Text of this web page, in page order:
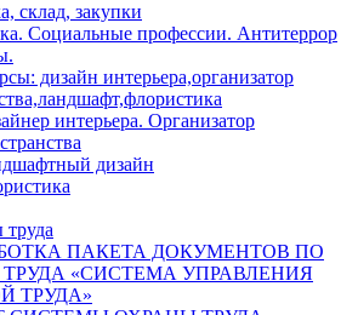
склад, закупки
Социальные профессии. Антитеррор
дизайн интерьера,организатор
интерьера. Организатор
дизайн
ПАКЕТА ДОКУМЕНТОВ ПО
«СИСТЕМА УПРАВЛЕНИЯ
ТРУДА»